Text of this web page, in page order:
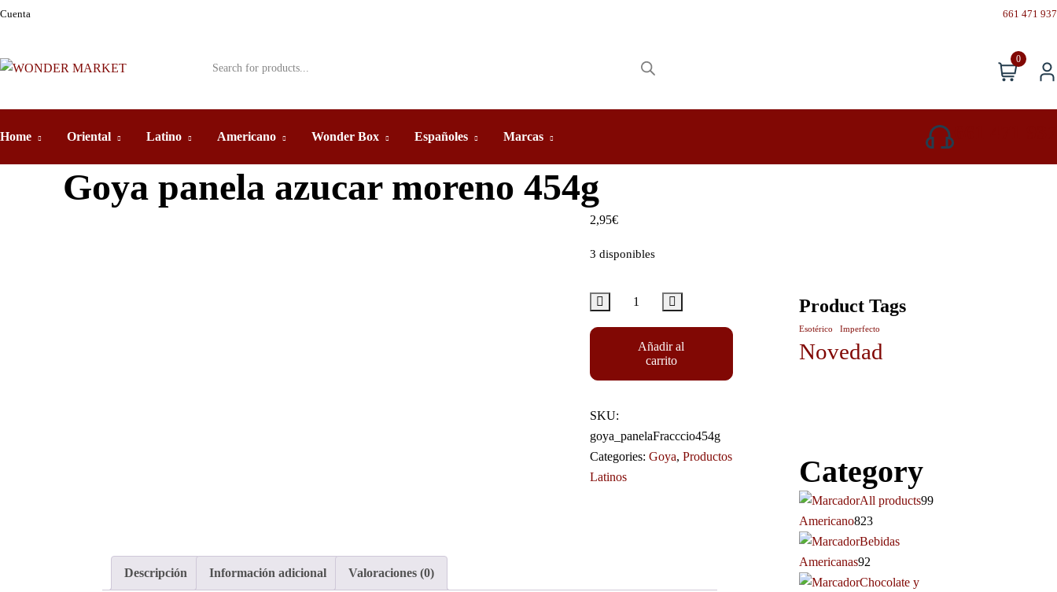
Cuenta 661 471 937
0
Home Oriental Latino Americano Wonder Box Españoles Marcas
Goya panela azucar moreno 454g
2,95€
3 disponibles
Añadir al
carrito
SKU:
goya_panelaFracccio454g
Categories: Goya, Productos
Latinos
Descripción Información adicional Valoraciones (0)
Product Tags
Esotérico Imperfecto
Novedad
Category
All products99
Americano823
Bebidas
Americanas92
Chocolate y